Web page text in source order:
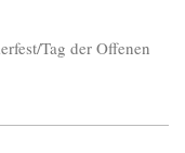
Tag der Offenen